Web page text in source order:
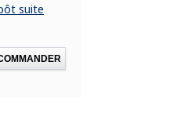
suite